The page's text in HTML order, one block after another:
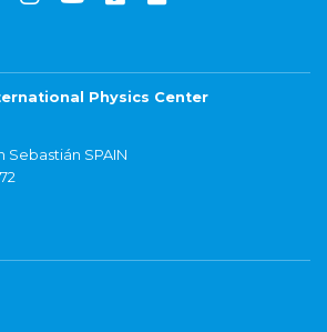
Physics Center
Sebastián SPAIN